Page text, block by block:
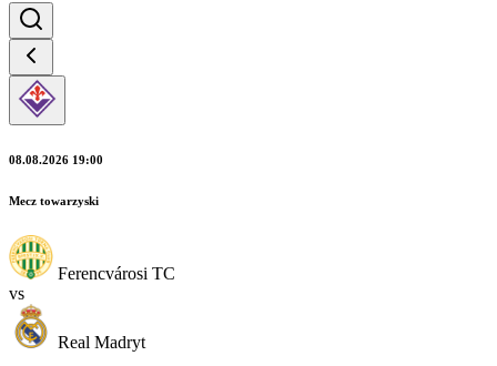
08.08.2026 19:00
Mecz towarzyski
Ferencvárosi TC
vs
Real Madryt